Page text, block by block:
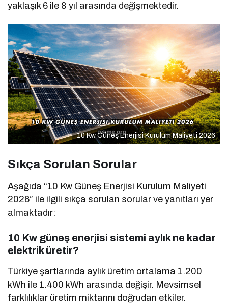
yaklaşık 6 ile 8 yıl arasında değişmektedir.
10 Kw Güneş Enerjisi Kurulum Maliyeti 2026
Sıkça Sorulan Sorular
Aşağıda “10 Kw Güneş Enerjisi Kurulum Maliyeti
2026” ile ilgili sıkça sorulan sorular ve yanıtları yer
almaktadır:
10 Kw güneş enerjisi sistemi aylık ne kadar
elektrik üretir?
Türkiye şartlarında aylık üretim ortalama 1.200
kWh ile 1.400 kWh arasında değişir. Mevsimsel
farklılıklar üretim miktarını doğrudan etkiler.